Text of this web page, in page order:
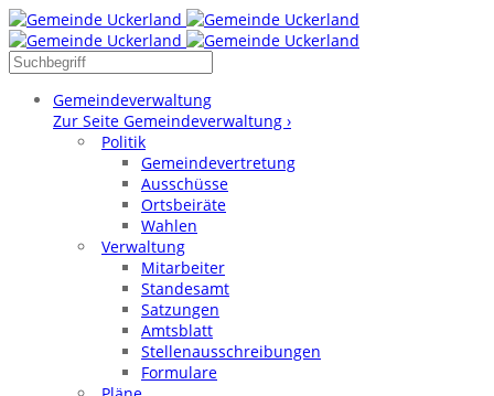
Gemeindeverwaltung
Zur Seite Gemeindeverwaltung ›
Politik
Gemeindevertretung
Ausschüsse
Ortsbeiräte
Wahlen
Verwaltung
Mitarbeiter
Standesamt
Satzungen
Amtsblatt
Stellenausschreibungen
Formulare